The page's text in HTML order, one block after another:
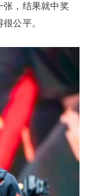
张，结果就中奖
公平。